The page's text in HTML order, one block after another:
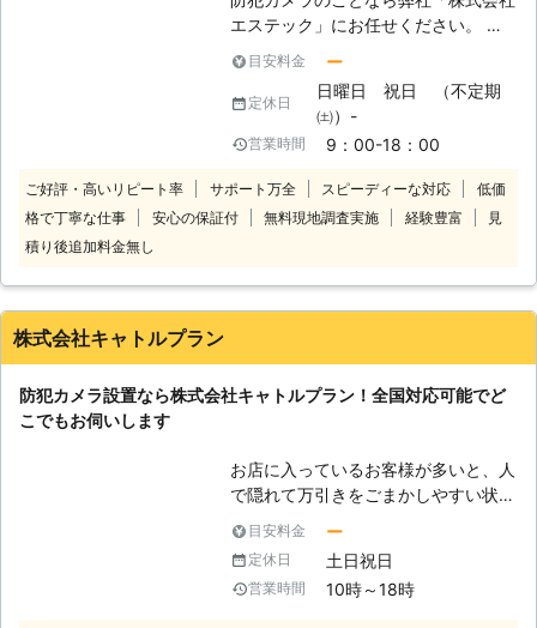
対応いたします。
エステック」にお任せください。 弊
社は埼玉県さいたま市岩槻区に拠点を
構える、防犯カメラ・セキュリティシ
ステムの専門業者です。埼玉県さいた
ま市を中心に、関東一円のお客様から
の防犯カメラ設置のご依頼を承ってお
ります。 プロの防犯設備士がお伺い
し、入念に現地調査をおこなってか
ら、お客様に最適なプランをご提示い
寧さが弊社の強みです。 ぜひ弊社HP
目安料金 ー
定休日
日曜日 祝日 （不定期
㈯）-
営業時間 9：00-18：00
ご好評・高いリピート率 サポート万全 スピーディーな対応
低価
格で丁寧な仕事
安心の保証付 無料現地調査実施 経験豊富
見
積り後追加料金無し
株式会社キャトルプラン
防犯カメラ設置なら株式会社キャトルプラン！全国対応可能でど
こでもお伺いします
お店に入っているお客様が多いと、人
で隠れて万引きをごまかしやすい状況
ができます。そのような状況であれ
ば、防犯カメラの目を盗んで万引きを
おこないやすくなるためです。 「万
引きが増えて売り上げが厳しいなあ」
目安料金 ー
定休日 土日祝日
営業時間 10時～18時